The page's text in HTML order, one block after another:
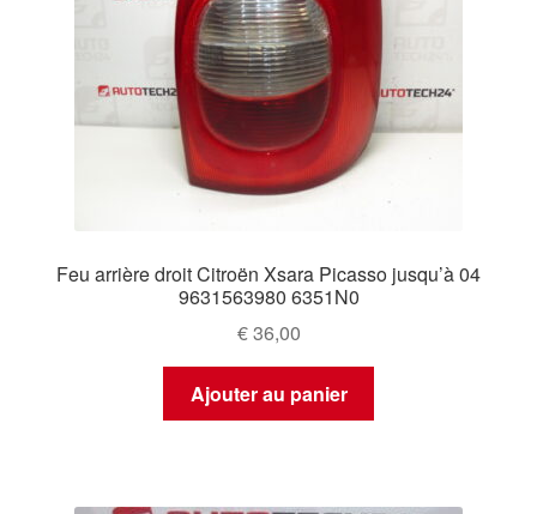
Feu arrière droit Citroën Xsara Picasso jusqu’à 04
9631563980 6351N0
€36,00
Ajouter au panier